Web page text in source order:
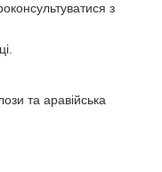
з
та аравійська